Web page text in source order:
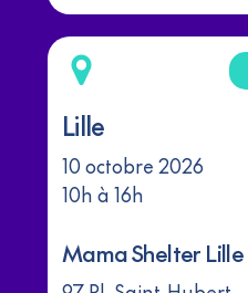
Lille
10 octobre 2026
10h à 16h
Mama Shelter Lille